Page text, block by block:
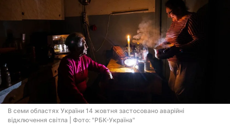
В семи областях України 14 жовтня застосовано аварійні
відключення світла | Фото: "РБК-Україна"